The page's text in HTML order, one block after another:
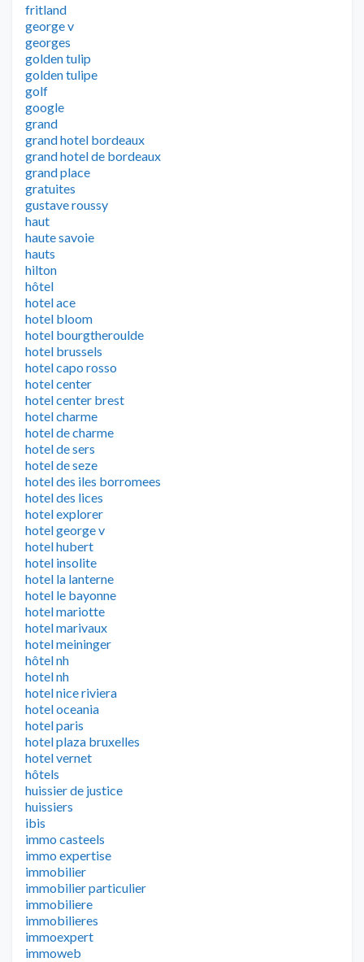
fritland
george v
georges
golden tulip
golden tulipe
golf
google
grand
grand hotel bordeaux
grand hotel de bordeaux
grand place
gratuites
gustave roussy
haut
haute savoie
hauts
hilton
hôtel
hotel ace
hotel bloom
hotel bourgtheroulde
hotel brussels
hotel capo rosso
hotel center
hotel center brest
hotel charme
hotel de charme
hotel de sers
hotel de seze
hotel des iles borromees
hotel des lices
hotel explorer
hotel george v
hotel hubert
hotel insolite
hotel la lanterne
hotel le bayonne
hotel mariotte
hotel marivaux
hotel meininger
hôtel nh
hotel nh
hotel nice riviera
hotel oceania
hotel paris
hotel plaza bruxelles
hotel vernet
hôtels
huissier de justice
huissiers
ibis
immo casteels
immo expertise
immobilier
immobilier particulier
immobiliere
immobilieres
immoexpert
immoweb